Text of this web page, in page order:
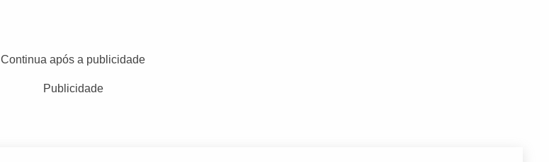
Continua após a publicidade
Publicidade